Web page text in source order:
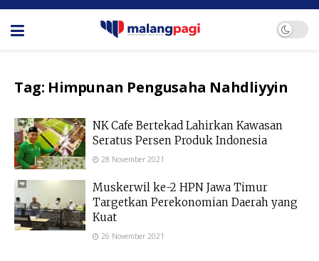
Tag: Himpunan Pengusaha Nahdliyyin
NK Cafe Bertekad Lahirkan Kawasan
Seratus Persen Produk Indonesia
28 November 2021
Muskerwil ke-2 HPN Jawa Timur
Targetkan Perekonomian Daerah yang
Kuat
26 November 2021